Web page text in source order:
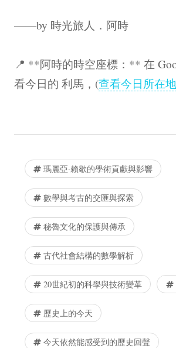
——by 時光旅人．阿時
📍 **阿時的時空座標：** 在
看今日的 利馬，(查看今日所在地
瑪麗亞·賴歇的學術貢獻與影響
數學與考古的交匯與探索
秘魯文化的保護與傳承
古代社會結構的數學解析
20世紀初的科學與技術變革
歷史上的今天
今天依然能感受到的歷史回聲